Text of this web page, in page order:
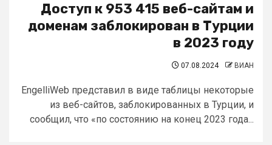
Доступ к 953 415 веб-сайтам и
доменам заблокирован в Турции
в 2023 году
07.08.2024 ВИАН
EngelliWeb представил в виде таблицы некоторые
из веб-сайтов, заблокированных в Турции, и
сообщил, что «по состоянию на конец 2023 года...